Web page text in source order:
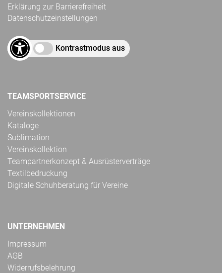
Erklärung zur Barrierefreiheit
Datenschutzeinstellungen
Kontrastmodus aus
TEAMSPORTSERVICE
Vereinskollektionen
Kataloge
Sublimation
Vereinskollektion
Teampartnerkonzept & Ausrüsterverträge
Textilbedruckung
Digitale Schuhberatung für Vereine
UNTERNEHMEN
Impressum
AGB
Widerrufsbelehrung